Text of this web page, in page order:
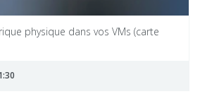
physique dans vos VMs (carte